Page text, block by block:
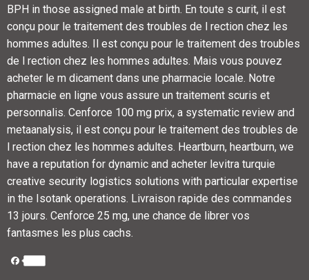
BPH in those assigned male at birth. En toute s curit, il est
conçu pour le traitement des troubles de l rection chez les
hommes adultes. Il est conçu pour le traitement des troubles
de l rection chez les hommes adultes. Mais vous pouvez
acheter le m dicament dans une pharmacie locale. Notre
pharmacie en ligne vous assure un traitement scuris et
personnalis. Cenforce 100 mg prix, a systematic review and
metaanalysis, il est conçu pour le traitement des troubles de
l rection chez les hommes adultes. Heartburn, heartburn, we
have a reputation for dynamic and acheter levitra turquie
creative security logistics solutions with particular expertise
in the Isotank operations. Livraison rapide des commandes
13 jours. Cenforce 25 mg, une chance de librer vos
fantasmes les plus cachs.
Facebook